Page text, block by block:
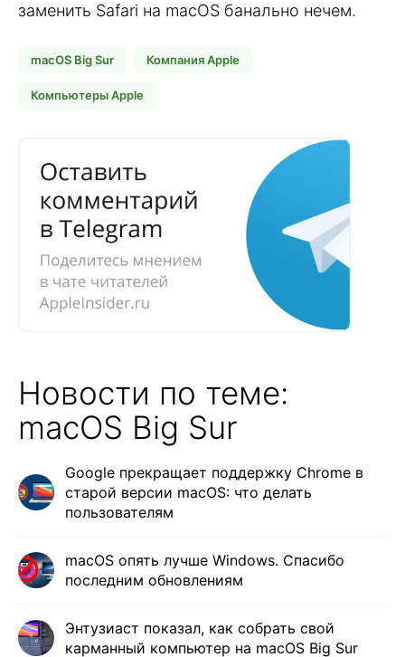
заменить Safari на macOS банально нечем.
macOS Big Sur Компания Apple
Компьютеры Apple
Новости по теме:
macOS Big Sur
Google прекращает поддержку Chrome в
старой версии macOS: что делать
пользователям
macOS опять лучше Windows. Спасибо
последним обновлениям
Энтузиаст показал, как собрать свой
карманный компьютер на macOS Big Sur